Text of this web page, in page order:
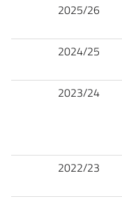
2025/26
2024/25
2023/24
2022/23